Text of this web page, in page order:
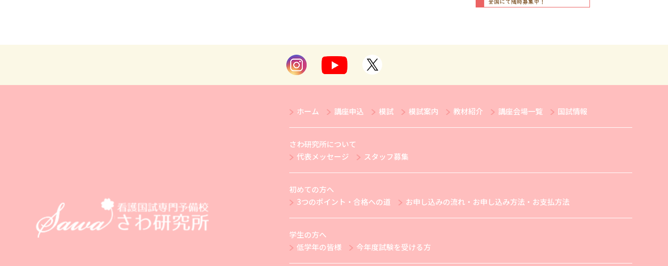
ホーム 講座申込 模試 模試案内 教材紹介 講座会場一覧 国試情報
さわ研究所について
代表メッセージ
スタッフ募集
初めての方へ
3つのポイント・合格への道
お申し込みの流れ・お申し込み方法・お支払方法
学生の方へ
低学年の皆様
今年度試験を受ける方